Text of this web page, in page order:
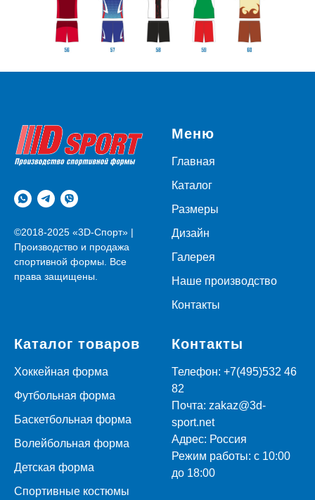
©2018-2025 «3D-Спорт» |
Производство и продажа
спортивной формы. Все
права защищены.
Меню
Главная
Каталог
Размеры
Дизайн
Галерея
Наше производство
Контакты
Каталог товаров
Хоккейная форма
Футбольная форма
Баскетбольная форма
Волейбольная форма
Детская форма
Спортивные костюмы
Контакты
Телефон: +7(495)532 46
82
Почта: zakaz@3d-
sport.net
Адрес: Россия
Режим работы: с 10:00
до 18:00